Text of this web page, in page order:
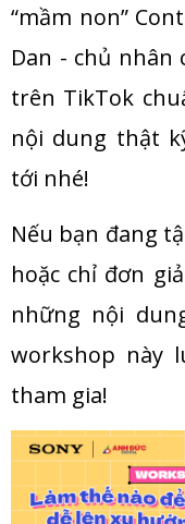
“mầm non”
Dan - chủ nhân
trên TikTok
nội dung thật
tới nhé!
Nếu bạn đang
hoặc chỉ đơn
những nội
workshop này
tham gia!